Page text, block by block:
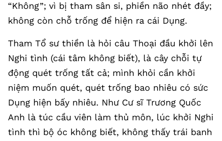
“Không”; vì bị tham sân si, phiền não nhét đầy;
không còn chỗ trống để hiện ra cái Dụng.
Tham Tổ sư thiền là hỏi câu Thoại đầu khởi lên
Nghi tình (cái tâm không biết), là cây chỗi tự
động quét trống tất cả; mình khỏi cần khởi
niệm muốn quét, quét trống bao nhiêu có sức
Dụng hiện bấy nhiêu. Như Cư sĩ Trương Quốc
Anh là túc cầu viên làm thủ môn, lúc khởi Nghi
tình thì bộ óc không biết, không thấy trái banh